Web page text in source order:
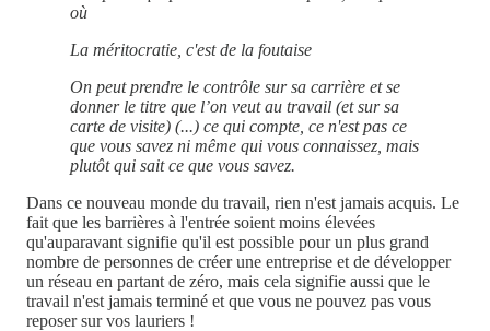
où
La méritocratie, c'est de la foutaise
On peut prendre le contrôle sur sa carrière et se
donner le titre que l’on veut au travail (et sur sa
carte de visite) (...) ce qui compte, ce n'est pas ce
que vous savez ni même qui vous connaissez, mais
plutôt qui sait ce que vous savez.
Dans ce nouveau monde du travail, rien n'est jamais acquis. Le
fait que les barrières à l'entrée soient moins élevées
qu'auparavant signifie qu'il est possible pour un plus grand
nombre de personnes de créer une entreprise et de développer
un réseau en partant de zéro, mais cela signifie aussi que le
travail n'est jamais terminé et que vous ne pouvez pas vous
reposer sur vos lauriers !